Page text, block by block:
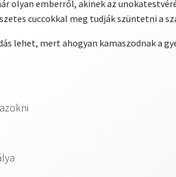
olyan emberről, akinek az
cuccokkal meg tudják szüntetni a
lehet, mert ahogyan kamaszodnak a